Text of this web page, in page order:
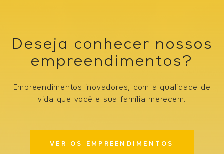
Deseja conhecer nossos
empreendimentos?
Empreendimentos inovadores, com a qualidade de
vida que você e sua família merecem.
VER OS EMPREENDIMENTOS